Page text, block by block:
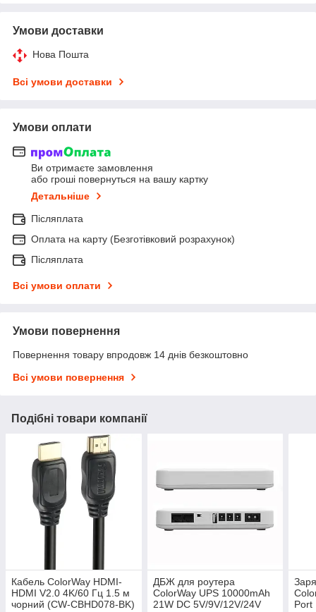
Умови доставки
Нова Пошта
Всі умови доставки
Умови оплати
Ви отримаєте замовлення
або гроші повернуться на вашу картку
Детальніше
Післяплата
Оплата на карту (Безготівковий розрахунок)
Післяплата
Всі умови оплати
Умови повернення
Повернення товару впродовж 14 днів безкоштовно
Всі умови повернення
Подібні товари компанії
Кабель ColorWay HDMI-
HDMI V2.0 4K/60 Гц 1.5 м
чорний (CW-CBHD078-BK)
ДБЖ для роутера
ColorWay UPS 10000mAh
21W DC 5V/9V/12V/24V
Port